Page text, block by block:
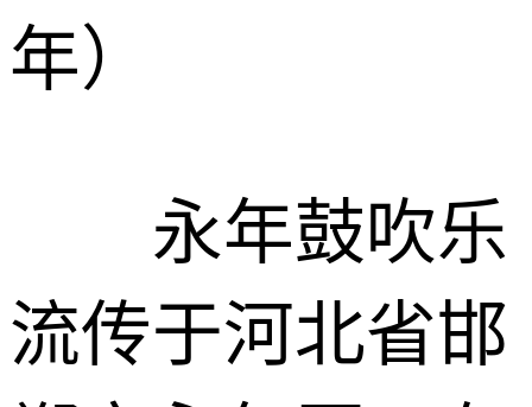
年）
永年鼓吹乐
流传于河北省邯